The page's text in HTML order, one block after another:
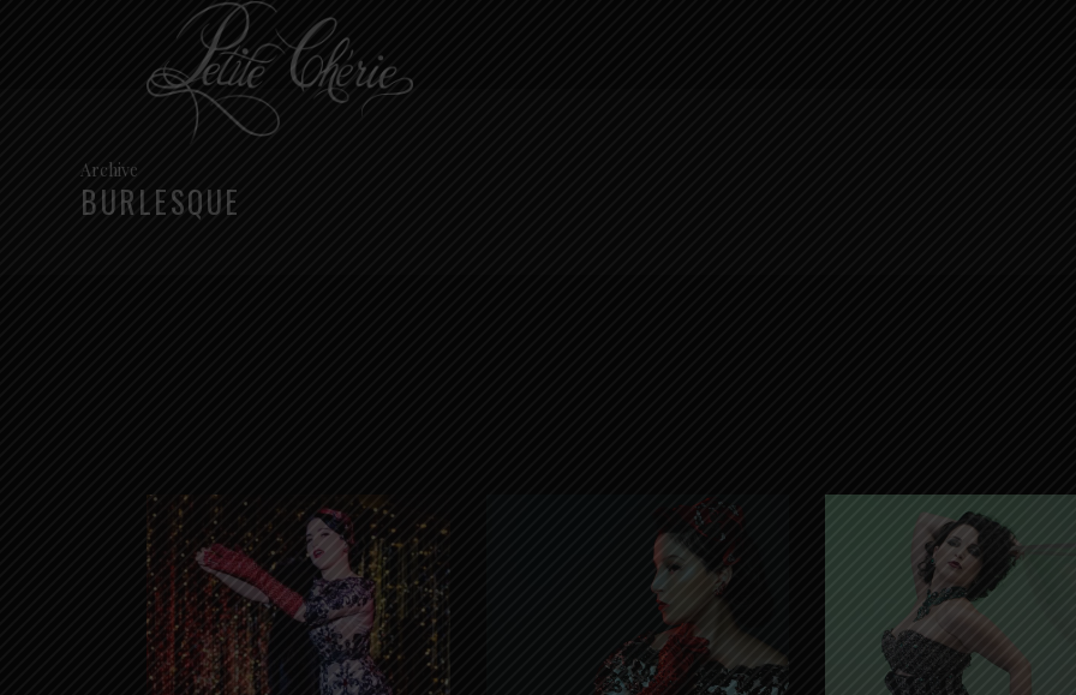
Archive
BURLESQUE